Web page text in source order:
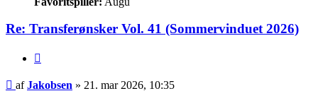
Re: Transferønsker Vol. 41 (Sommervinduet 2026)
Indlæg
afJakobsen » 21. mar 2026, 10:35